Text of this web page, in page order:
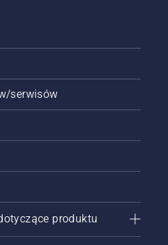
serwisów
produktu